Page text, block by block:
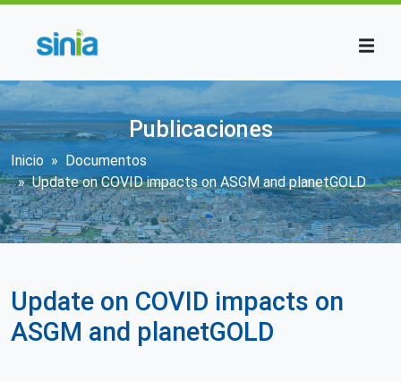
Publicaciones
Sobrescribir enlaces de ayuda a la
Inicio
Documentos
Update on COVID impacts on ASGM and planetGOLD
Update on COVID impacts on
ASGM and planetGOLD